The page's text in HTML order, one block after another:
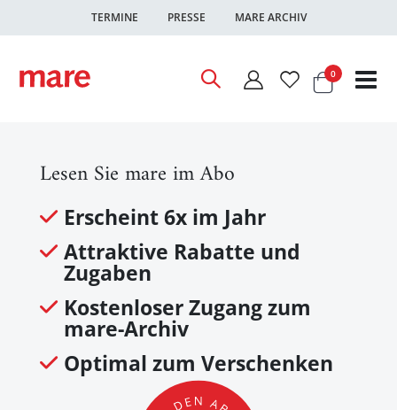
TERMINE PRESSE MARE ARCHIV
Warenkorb
0Artikel
Lesen Sie mare im Abo
Erscheint 6x im Jahr
Attraktive Rabatte und
Zugaben
Kostenloser Zugang zum
mare-Archiv
Optimal zum Verschenken